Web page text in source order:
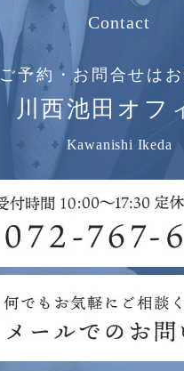
Contact
ご予約・お問合せは
川西池田オフ
Kawanishi Ikeda